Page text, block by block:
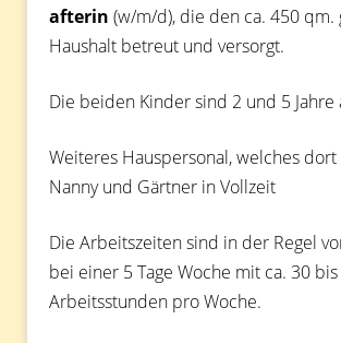
afterin (w/m/d), die den ca. 450 qm.
Haushalt betreut und versorgt.
Die beiden Kinder sind 2 und 5 Jahre
Weiteres Hauspersonal, welches
Nanny und Gärtner in Vollzeit
Die Arbeitszeiten sind in der Regel
bei einer 5 Tage Woche mit ca. 30
Arbeitsstunden pro Woche.